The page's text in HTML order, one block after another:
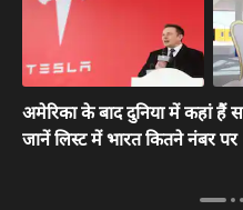
अमेरिका के बाद दुनिया में कहां हैं
जानें लिस्ट में भारत कितने नंबर पर